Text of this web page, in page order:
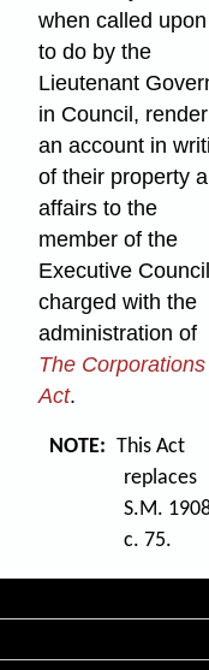
when called
to do by the
Lieutenant
in Council, render
an account in
of their property
affairs to the
member of the
Executive Council
charged with the
administration of
The Corporations
Act.
NOTE:
This Act
replaces
S.M.
c. 75.